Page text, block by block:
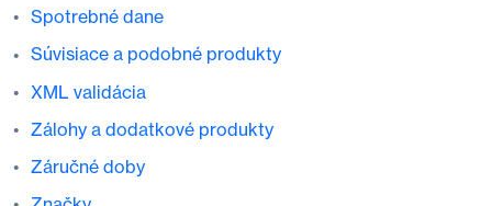
Spotrebné dane
Súvisiace a podobné produkty
XML validácia
Zálohy a dodatkové produkty
Záručné doby